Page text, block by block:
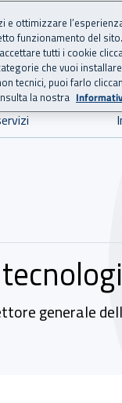
generale
ottimizzare
funzionamento del
tutti i cookie
che vuoi installare,
tecnici, puoi farlo
la nostra